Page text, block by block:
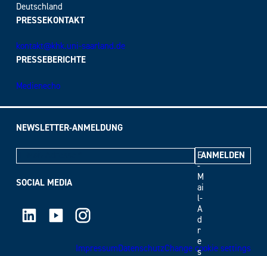
Deutschland
PRESSEKONTAKT
kontakt@khk.uni-saarland.de
PRESSEBERICHTE
Medienecho
NEWSLETTER-ANMELDUNG
E
-
M
ai
l-
A
d
r
e
s
SOCIAL MEDIA
LinkedIn Youtube Instagram
ImpressumDatenschutzChange cookie settings